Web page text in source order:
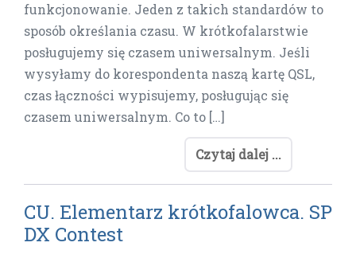
funkcjonowanie. Jeden z takich standardów to
sposób określania czasu. W krótkofalarstwie
posługujemy się czasem uniwersalnym. Jeśli
wysyłamy do korespondenta naszą kartę QSL,
czas łączności wypisujemy, posługując się
czasem uniwersalnym. Co to […]
Czytaj dalej ...
CU. Elementarz krótkofalowca. SP
DX Contest